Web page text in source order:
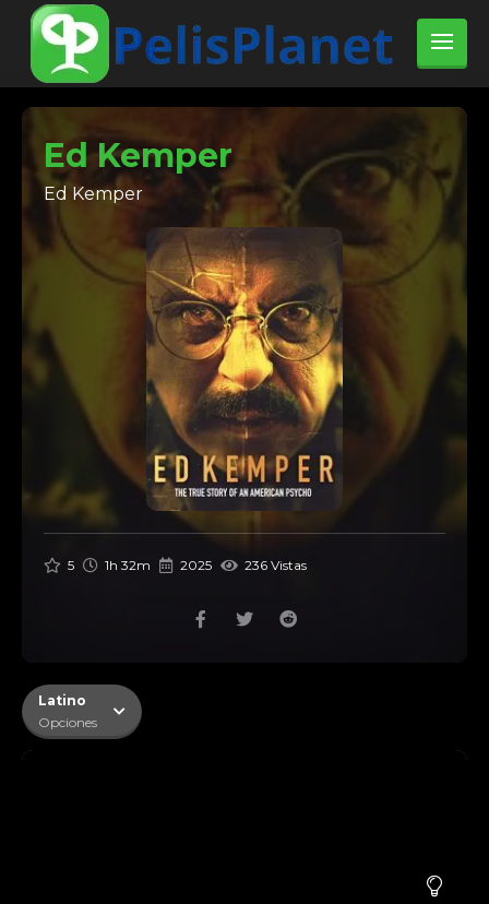
Ed Kemper
Ed Kemper
5 1h 32m 2025 236 Vistas
Latino
Opciones